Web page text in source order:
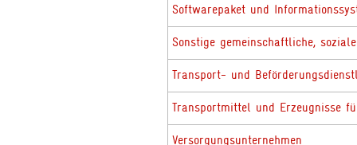
Softwarepaket und
Sonstige gemeinschaftliche,
Transport- und
Transportmittel und Erzeugnisse
Versorgungsunternehmen